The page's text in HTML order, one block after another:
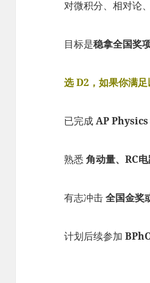
对微积分、相对论
目标是稳拿全国奖
选 D2，如果你满足
已完成AP Physics
熟悉角动量、RC
有志冲击全国金奖
计划后续参加